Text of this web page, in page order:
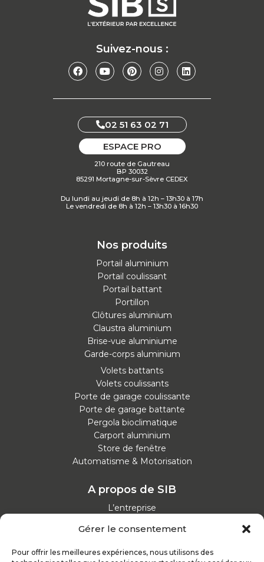
Gérer le consentement
Pour offrir les meilleures expériences, nous utilisons des
Suivez-nous :
02 51 63 02 71
ESPACE PRO
210 route de Gautreau
BP 30032
85291 Mortagne-sur-Sèvre CEDEX
Du lundi au jeudi de 8h à 12h – 13h30 à 17h
Le vendredi de 8h à 12h – 13h30 à 16h30
Nos produits
Portail aluminium
Portail coulissant
Portail battant
Portillon
Clôtures aluminium
Claustra aluminium
Brise-vue aluminiume
Garde-corps aluminium
Volets battants
Volets coulissants
Porte de garage coulissante
Porte de garage battante
Pergola bioclimatique
Carport aluminium
Store de fenêtre
Automatisme & Motorisation
A propos de SIB
L’entreprise
Parcours d'achat
Nos garanties